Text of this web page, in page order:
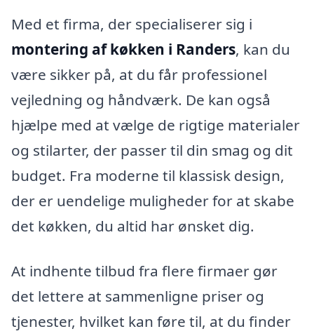
Med et firma, der specialiserer sig i
montering af køkken i Randers, kan du
være sikker på, at du får professionel
vejledning og håndværk. De kan også
hjælpe med at vælge de rigtige materialer
og stilarter, der passer til din smag og dit
budget. Fra moderne til klassisk design,
der er uendelige muligheder for at skabe
det køkken, du altid har ønsket dig.
At indhente tilbud fra flere firmaer gør
det lettere at sammenligne priser og
tjenester, hvilket kan føre til, at du finder